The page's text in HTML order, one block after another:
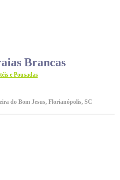
Brancas
e Pousadas
do Bom Jesus, Florianópolis, SC